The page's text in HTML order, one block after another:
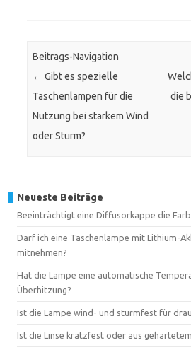
Beitrags-Navigation
← Gibt es spezielle
Taschenlampen für die
Nutzung bei starkem Wind
oder Sturm?
die
Neueste Beiträge
Beeinträchtigt eine Diffusorkappe die
Darf ich eine Taschenlampe mit Lithium-
mitnehmen?
Hat die Lampe eine automatische
Überhitzung?
Ist die Lampe wind- und sturmfest für
Ist die Linse kratzfest oder aus